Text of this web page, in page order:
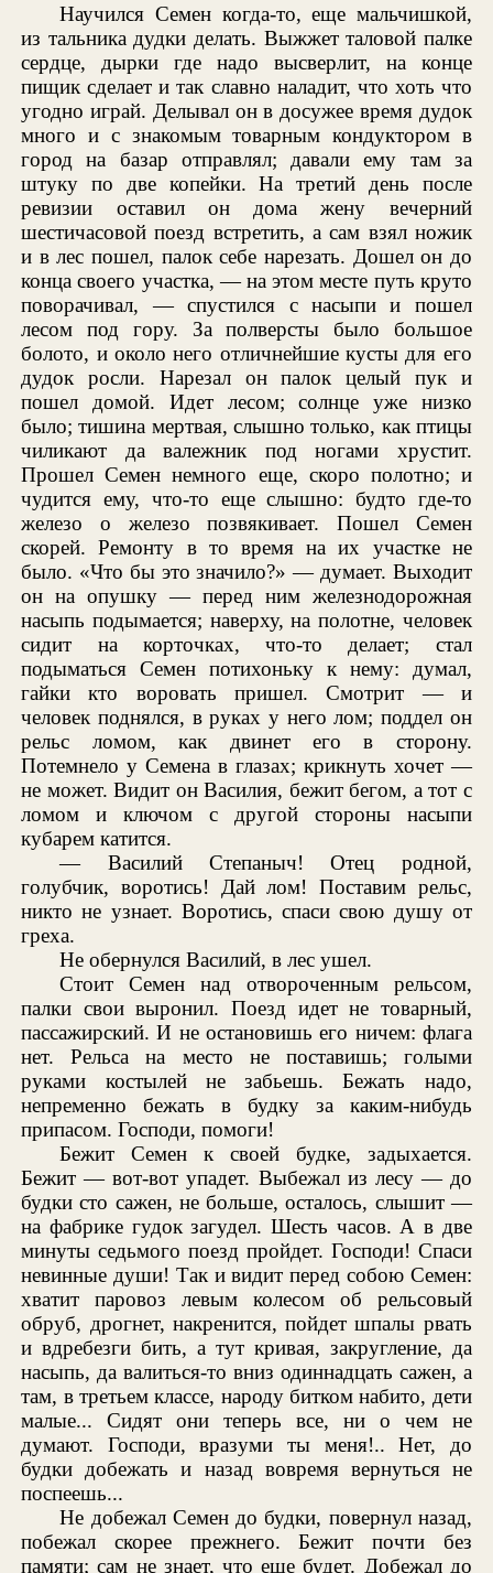
Научился Семен когда-то, еще мальчишкой,
из тальника дудки делать. Выжжет таловой палке
сердце, дырки где надо высверлит, на конце
пищик сделает и так славно наладит, что хоть что
угодно играй. Делывал он в досужее время дудок
много и с знакомым товарным кондуктором в
город на базар отправлял; давали ему там за
штуку по две копейки. На третий день после
ревизии оставил он дома жену вечерний
шестичасовой поезд встретить, а сам взял ножик
и в лес пошел, палок себе нарезать. Дошел он до
конца своего участка, — на этом месте путь круто
поворачивал, — спустился с насыпи и пошел
лесом под гору. За полверсты было большое
болото, и около него отличнейшие кусты для его
дудок росли. Нарезал он палок целый пук и
пошел домой. Идет лесом; солнце уже низко
было; тишина мертвая, слышно только, как птицы
чиликают да валежник под ногами хрустит.
Прошел Семен немного еще, скоро полотно; и
чудится ему, что-то еще слышно: будто где-то
железо о железо позвякивает. Пошел Семен
скорей. Ремонту в то время на их участке не
было. «Что бы это значило?» — думает. Выходит
он на опушку — перед ним железнодорожная
насыпь подымается; наверху, на полотне, человек
сидит на корточках, что-то делает; стал
подыматься Семен потихоньку к нему: думал,
гайки кто воровать пришел. Смотрит — и
человек поднялся, в руках у него лом; поддел он
рельс ломом, как двинет его в сторону.
Потемнело у Семена в глазах; крикнуть хочет —
не может. Видит он Василия, бежит бегом, а тот с
ломом и ключом с другой стороны насыпи
кубарем катится.
— Василий Степаныч! Отец родной,
голубчик, воротись! Дай лом! Поставим рельс,
никто не узнает. Воротись, спаси свою душу от
греха.
Не обернулся Василий, в лес ушел.
Стоит Семен над отвороченным рельсом,
палки свои выронил. Поезд идет не товарный,
пассажирский. И не остановишь его ничем: флага
нет. Рельса на место не поставишь; голыми
руками костылей не забьешь. Бежать надо,
непременно бежать в будку за каким-нибудь
припасом. Господи, помоги!
Бежит Семен к своей будке, задыхается.
Бежит — вот-вот упадет. Выбежал из лесу — до
будки сто сажен, не больше, осталось, слышит —
на фабрике гудок загудел. Шесть часов. А в две
минуты седьмого поезд пройдет. Господи! Спаси
невинные души! Так и видит перед собою Семен:
хватит паровоз левым колесом об рельсовый
обруб, дрогнет, накренится, пойдет шпалы рвать
и вдребезги бить, а тут кривая, закругление, да
насыпь, да валиться-то вниз одиннадцать сажен, а
там, в третьем классе, народу битком набито, дети
малые... Сидят они теперь все, ни о чем не
думают. Господи, вразуми ты меня!.. Нет, до
будки добежать и назад вовремя вернуться не
поспеешь...
Не добежал Семен до будки, повернул назад,
побежал скорее прежнего. Бежит почти без
памяти; сам не знает, что еще будет. Добежал до